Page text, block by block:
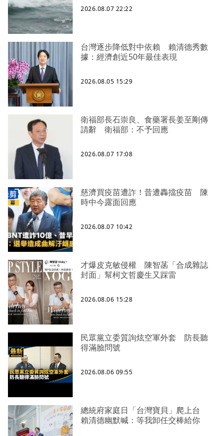
2026.08.07 22:22
台灣逐步降低對中依賴 賴清德秀數
據：經濟創近50年最佳表現
2026.08.05 15:29
衛福部長石崇良、食藥署長姜至剛傳
請辭 衛福部：不予回應
2026.08.07 17:08
慈濟買疫苗遭詐！昔遭轟擋疫苗 陳
時中今露面回應
2026.08.07 10:42
才爆皮克敏侵權 陳智菡「合成雜誌
封面」幫柯文哲慶生又踩雷
2026.08.06 15:28
民眾黨立委質詢炫空軍外套 防長聽
得滿臉問號
2026.08.06 09:55
總統府家庭日「台灣寶貝」爬上台
賴清德幽默喊：等我卸任交棒給你